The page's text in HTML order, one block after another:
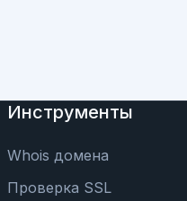
Инструменты
Whois домена
Проверка SSL